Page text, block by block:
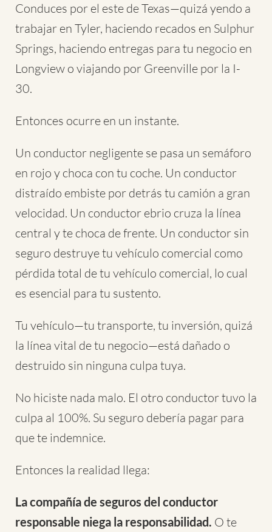
Conduces por el este de Texas—quizá yendo a
trabajar en Tyler, haciendo recados en Sulphur
Springs, haciendo entregas para tu negocio en
Longview o viajando por Greenville por la I-
30.
Entonces ocurre en un instante.
Un conductor negligente se pasa un semáforo
en rojo y choca con tu coche. Un conductor
distraído embiste por detrás tu camión a gran
velocidad. Un conductor ebrio cruza la línea
central y te choca de frente. Un conductor sin
seguro destruye tu vehículo comercial como
pérdida total de tu vehículo comercial, lo cual
es esencial para tu sustento.
Tu vehículo—tu transporte, tu inversión, quizá
la línea vital de tu negocio—está dañado o
destruido sin ninguna culpa tuya.
No hiciste nada malo. El otro conductor tuvo la
culpa al 100%. Su seguro debería pagar para
que te indemnice.
Entonces la realidad llega:
La compañía de seguros del conductor
responsable niega la responsabilidad. O te